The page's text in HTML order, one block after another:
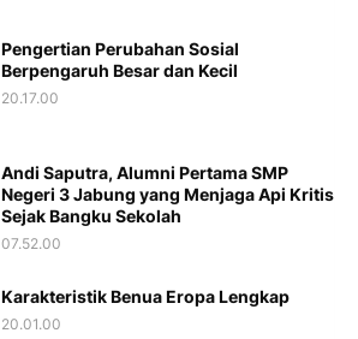
Pengertian Perubahan Sosial
Berpengaruh Besar dan Kecil
20.17.00
Andi Saputra, Alumni Pertama SMP
Negeri 3 Jabung yang Menjaga Api Kritis
Sejak Bangku Sekolah
07.52.00
Karakteristik Benua Eropa Lengkap
20.01.00